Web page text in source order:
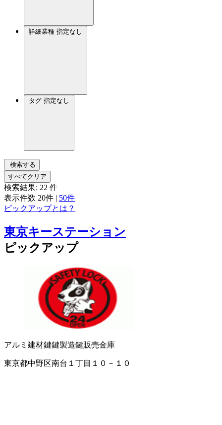
詳細業種 指定なし
タグ 指定なし
検索する
すべてクリア
検索結果: 22 件
表示件数 20件 | 50件
ピックアップとは？
東京キーステーション
ピックアップ
アルミ建材鍵鍵製造鍵販売金庫
東京都中野区南台１丁目１０－１０